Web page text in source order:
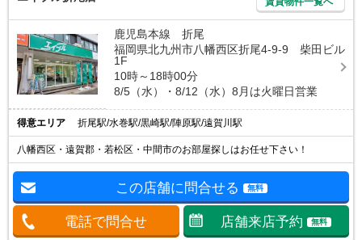
鹿児島本線 折尾
福岡県北九州市八幡西区折尾4-9-9 柴田ビル
1F
10時～18時00分
8/5（水）・8/12（水）8月は火曜日営業
得意エリア 折尾駅/水巻駅/黒崎駅/陣原駅/遠賀川駅
八幡西区・遠賀郡・若松区・中間市のお部屋探しはお任せ下さい！
この店舗に問合せる 無料
電話で問合せ 店舗来店予約 無料